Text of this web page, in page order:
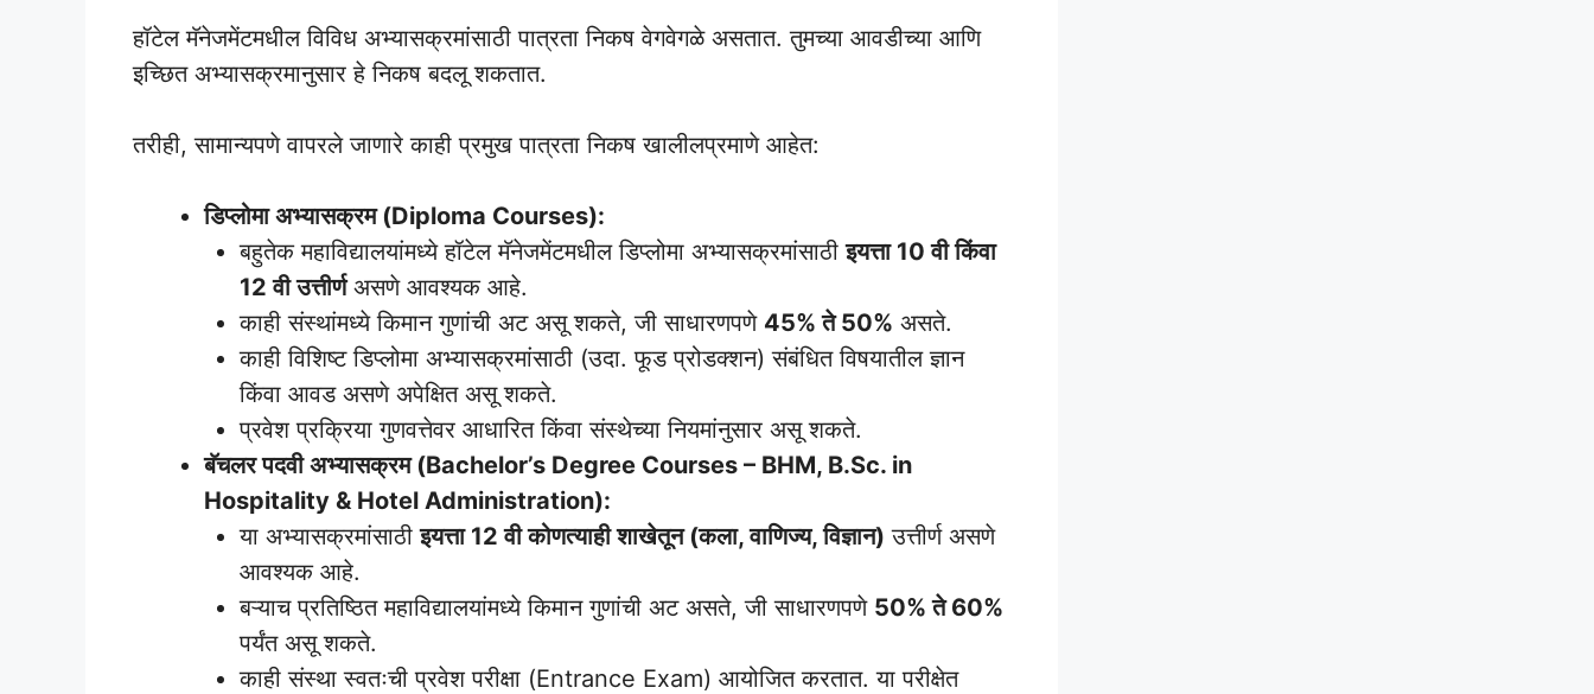
हॉटेल मॅनेजमेंटमधील विविध अभ्यासक्रमांसाठी पात्रता निकष वेगवेगळे असतात. तुमच्या आवडीच्या आणि
इच्छित अभ्यासक्रमानुसार हे निकष बदलू शकतात.
तरीही, सामान्यपणे वापरले जाणारे काही प्रमुख पात्रता निकष खालीलप्रमाणे आहेत:
डिप्लोमा अभ्यासक्रम (Diploma Courses):
बहुतेक महाविद्यालयांमध्ये हॉटेल मॅनेजमेंटमधील डिप्लोमा अभ्यासक्रमांसाठीइयत्ता 10 वी किंवा
12 वी उत्तीर्णअसणे आवश्यक आहे.
काही संस्थांमध्ये किमान गुणांची अट असू शकते, जी साधारणपणे 45% ते 50% असते.
काही विशिष्ट डिप्लोमा अभ्यासक्रमांसाठी (उदा. फूड प्रोडक्शन) संबंधित विषयातील ज्ञान
किंवा आवड असणे अपेक्षित असू शकते.
प्रवेश प्रक्रिया गुणवत्तेवर आधारित किंवा संस्थेच्या नियमांनुसार असू शकते.
बॅचलर पदवी अभ्यासक्रम (Bachelor’s Degree Courses – BHM, B.Sc. in
Hospitality & Hotel Administration):
या अभ्यासक्रमांसाठीइयत्ता 12 वी कोणत्याही शाखेतून (कला, वाणिज्य, विज्ञान) उत्तीर्ण असणे
आवश्यक आहे.
बऱ्याच प्रतिष्ठित महाविद्यालयांमध्ये किमान गुणांची अट असते, जी साधारणपणे 50% ते 60%
पर्यंत असू शकते.
काही संस्था स्वतःची प्रवेश परीक्षा (Entrance Exam) आयोजित करतात. या परीक्षेत